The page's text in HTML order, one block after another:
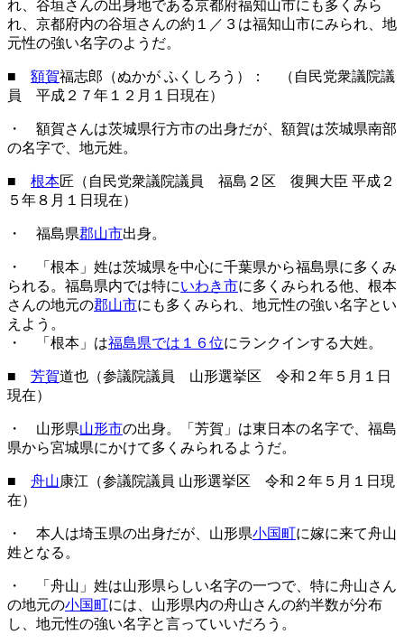
れ、谷垣さんの出身地である京都府福知山市にも多くみら
れ、京都府内の谷垣さんの約１／３は福知山市にみられ、地
元性の強い名字のようだ。
■ 額賀福志郎（ぬかが ふくしろう）： （自民党衆議院議
員 平成２７年１２月１日現在）
・ 額賀さんは茨城県行方市の出身だが、額賀は茨城県南部
の名字で、地元姓。
■ 根本匠（自民党衆議院議員 福島２区 復興大臣 平成２
５年８月１日現在）
・ 福島県郡山市出身。
・ 「根本」姓は茨城県を中心に千葉県から福島県に多くみ
られる。福島県内では特にいわき市に多くみられる他、根本
さんの地元の郡山市にも多くみられ、地元性の強い名字とい
えよう。
・ 「根本」は福島県では１６位にランクインする大姓。
■ 芳賀道也（参議院議員 山形選挙区 令和２年５月１日
現在）
・ 山形県山形市の出身。「芳賀」は東日本の名字で、福島
県から宮城県にかけて多くみられるようだ。
■ 舟山康江（参議院議員 山形選挙区 令和２年５月１日現
在）
・ 本人は埼玉県の出身だが、山形県小国町に嫁に来て舟山
姓となる。
・ 「舟山」姓は山形県らしい名字の一つで、特に舟山さん
の地元の小国町には、山形県内の舟山さんの約半数が分布
し、地元性の強い名字と言っていいだろう。